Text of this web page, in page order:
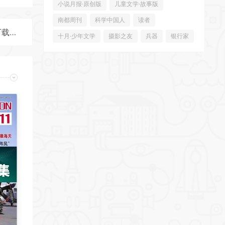
《世界博览》2025年度全彩精校PDF杂志合集订阅下载
小说月报·原创版 儿童文学·故事版
南都周刊 科学中国人 读者
十月·少年文学 摄影之友 兵器 银行家